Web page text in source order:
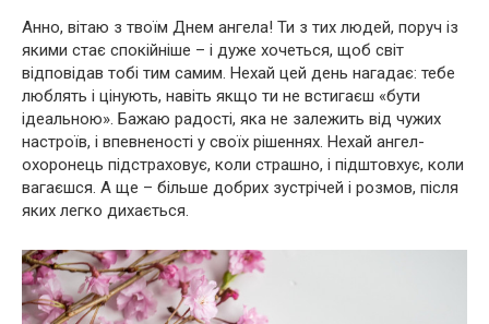
Анно, вітаю з твоїм Днем ангела! Ти з тих людей, поруч із
якими стає спокійніше – і дуже хочеться, щоб світ
відповідав тобі тим самим. Нехай цей день нагадає: тебе
люблять і цінують, навіть якщо ти не встигаєш «бути
ідеальною». Бажаю радості, яка не залежить від чужих
настроїв, і впевненості у своїх рішеннях. Нехай ангел-
охоронець підстраховує, коли страшно, і підштовхує, коли
вагаєшся. А ще – більше добрих зустрічей і розмов, після
яких легко дихається.